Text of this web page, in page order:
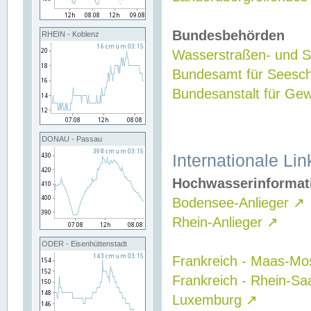
RHEIN - Koblenz
DONAU - Passau
ODER - Eisenhüttenstadt
Bundesbehörden
Wasserstraßen- und
Bundesamt für
Bundesanstalt für
Internationale
Bodensee-Anlieger ↗
Rhein-Anlieger ↗
Frankreich - Maas-
Frankreich - Rhein-
Luxemburg ↗